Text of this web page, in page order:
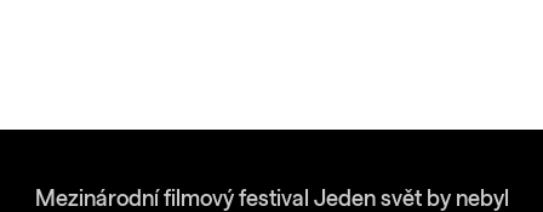
Mezinárodní filmový festival Jeden svět by nebyl